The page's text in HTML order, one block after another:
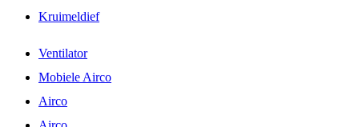
Kruimeldief
Ventilator
Mobiele Airco
Airco